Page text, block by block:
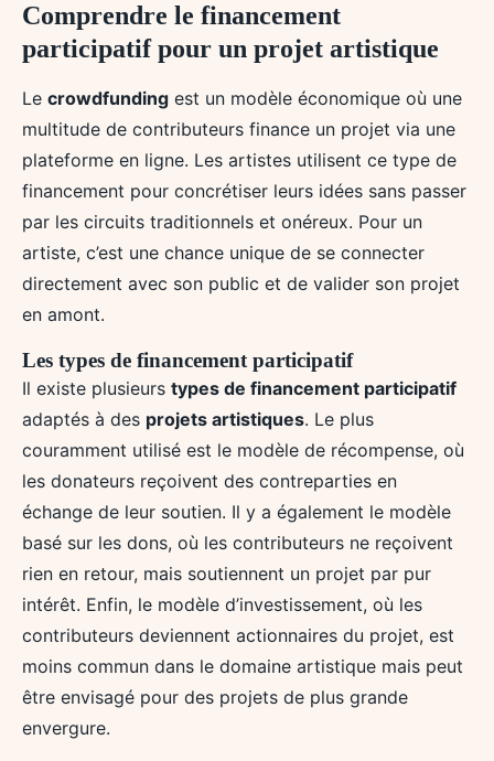
Comprendre le financement
participatif pour un projet artistique
Le crowdfunding est un modèle économique où une
multitude de contributeurs finance un projet via une
plateforme en ligne. Les artistes utilisent ce type de
financement pour concrétiser leurs idées sans passer
par les circuits traditionnels et onéreux. Pour un
artiste, c’est une chance unique de se connecter
directement avec son public et de valider son projet
en amont.
Les types de financement participatif
Il existe plusieurs types de financement participatif
adaptés à des projets artistiques. Le plus
couramment utilisé est le modèle de récompense, où
les donateurs reçoivent des contreparties en
échange de leur soutien. Il y a également le modèle
basé sur les dons, où les contributeurs ne reçoivent
rien en retour, mais soutiennent un projet par pur
intérêt. Enfin, le modèle d’investissement, où les
contributeurs deviennent actionnaires du projet, est
moins commun dans le domaine artistique mais peut
être envisagé pour des projets de plus grande
envergure.